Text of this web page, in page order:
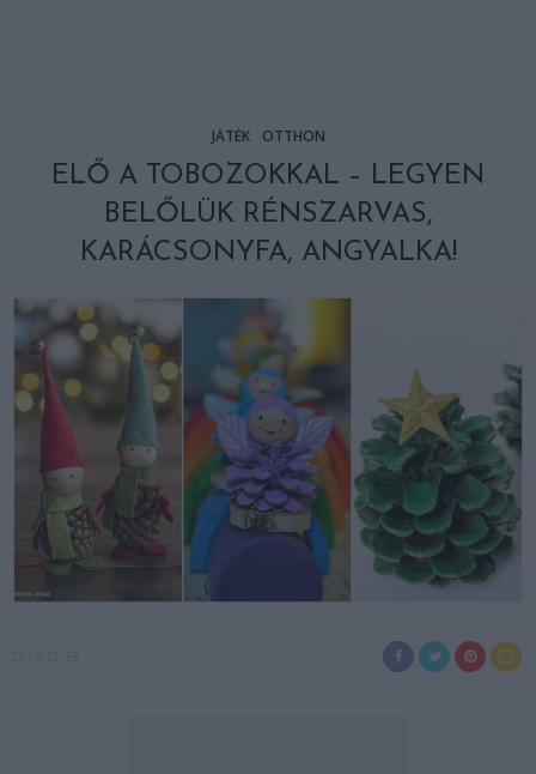
JÁTÉK OTTHON
ELŐ A TOBOZOKKAL – LEGYEN
BELŐLÜK RÉNSZARVAS,
KARÁCSONYFA, ANGYALKA!